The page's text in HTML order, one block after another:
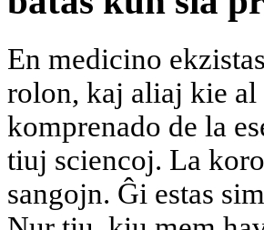
En medicino
rolon, kaj aliaj kie
komprenado de la
tiuj sciencoj. La
sangojn. Ĝi estas